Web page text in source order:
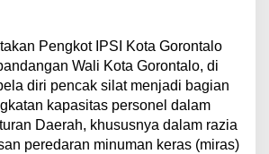
Pengkot IPSI Kota Gorontalo
Wali Kota Gorontalo, di
diri pencak silat menjadi bagian
kapasitas personel dalam
Daerah, khususnya dalam razia
peredaran minuman keras (miras)